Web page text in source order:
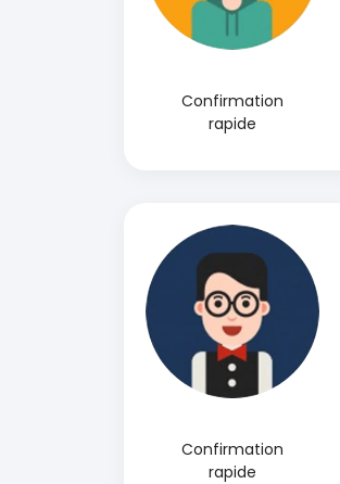
Confirmation
rapide
Confirmation
rapide